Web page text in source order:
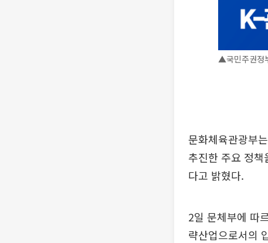
▲국민주권정
문화체육관광부
추진한 주요 정
다고 밝혔다.
2일 문체부에 따
략산업으로서의